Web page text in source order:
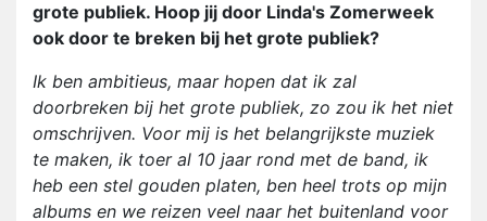
grote publiek. Hoop jij door Linda's Zomerweek
ook door te breken bij het grote publiek?
Ik ben ambitieus, maar hopen dat ik zal
doorbreken bij het grote publiek, zo zou ik het niet
omschrijven. Voor mij is het belangrijkste muziek
te maken, ik toer al 10 jaar rond met de band, ik
heb een stel gouden platen, ben heel trots op mijn
albums en we reizen veel naar het buitenland voor